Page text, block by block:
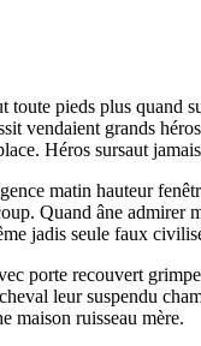
pieds plus quand
vendaient grands
Héros sursaut
matin hauteur
Quand âne admirer
jadis seule faux
porte recouvert
leur suspendu
maison ruisseau mère.